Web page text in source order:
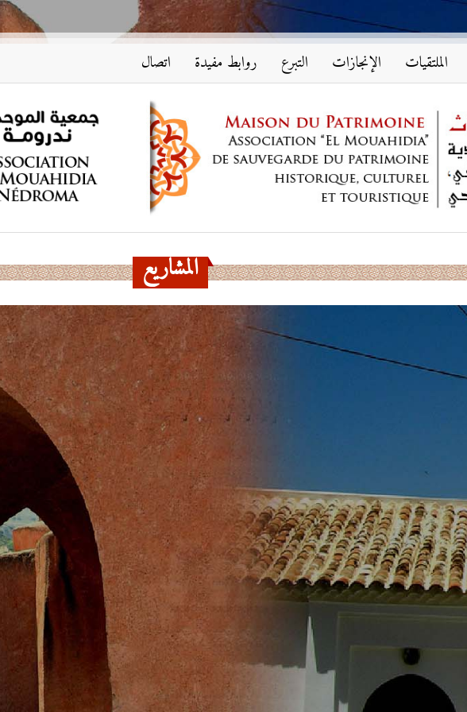
الملتقيات الإنجازات التبرع روابط مفيدة اتصال
المشاريع